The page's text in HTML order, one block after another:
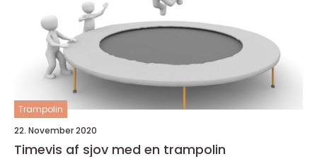
Trampolin
22. November 2020
Timevis af sjov med en trampolin